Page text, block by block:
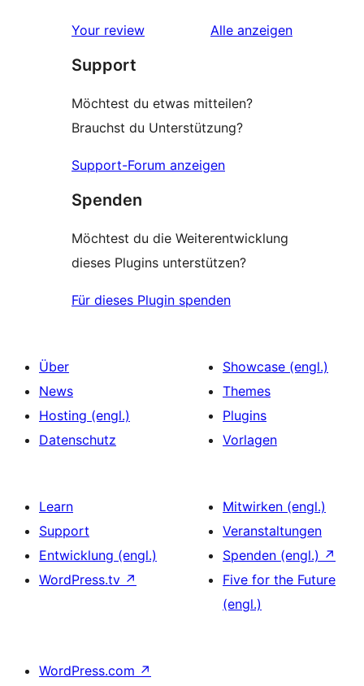
Your review Alle Rezensionen
anzeigen
Support
Möchtest du etwas mitteilen?
Brauchst du Unterstützung?
Support-Forum anzeigen
Spenden
Möchtest du die Weiterentwicklung
dieses Plugins unterstützen?
Für dieses Plugin spenden
Über
News
Hosting (engl.)
Datenschutz
Showcase (engl.)
Themes
Plugins
Vorlagen
Learn
Support
Entwicklung (engl.)
WordPress.tv ↗
Mitwirken (engl.)
Veranstaltungen
Spenden (engl.) ↗
Five for the Future
(engl.)
WordPress.com ↗